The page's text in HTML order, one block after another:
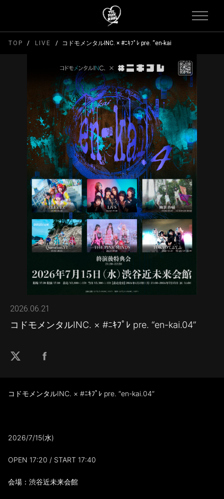
TOP LIVE コドモメンタルINC. × #ﾆｷﾌﾟﾚ pre. “en-kai.04”
2026.06.21
コドモメンタルINC. × #ﾆｷﾌﾟﾚ pre. “en-kai.04”
コドモメンタルINC. × #ﾆｷﾌﾟﾚ pre. “en-kai.04”
2026/7/15(水)
OPEN 17:20 / START 17:40
会場：渋谷近未来会館